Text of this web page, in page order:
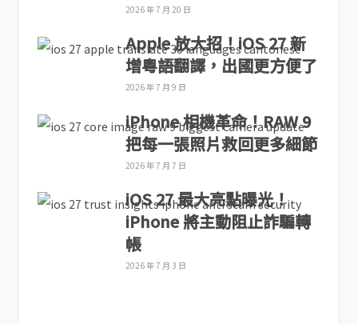
2026 年 7 月 20 日
Apple 放大招！iOS 27 新
增粵語翻譯，出國更方便了
2026 年 7 月 9 日
iPhone 相機革命！RAW 9
把每一張照片救回更多細節
2026 年 7 月 7 日
iOS 27 最大亮點曝光！
iPhone 將主動阻止詐騙轉
帳
2026 年 7 月 3 日